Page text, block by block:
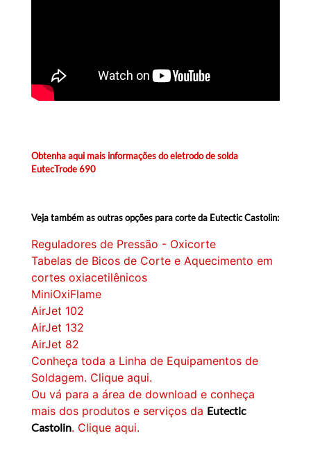
Obtenha aqui mais informações do eletrodo de solda
EutecTrode 690
Veja também as outras opções para corte da Eutectic Castolin:
Reguladores de Pressão - Oxicorte
Tabelas de Bicos de Corte e Aquecimento em
cortes oxiacetilênicos
MiniOxiFlame
AirJet 102
AirJet 132
AirJet 82
Conheça toda a Linha de Equipamentos de
Soldagem. Clique aqui.
Ou vá para a área de download e conheça
mais dos produtos e serviços da Eutectic
Castolin. Clique aqui.